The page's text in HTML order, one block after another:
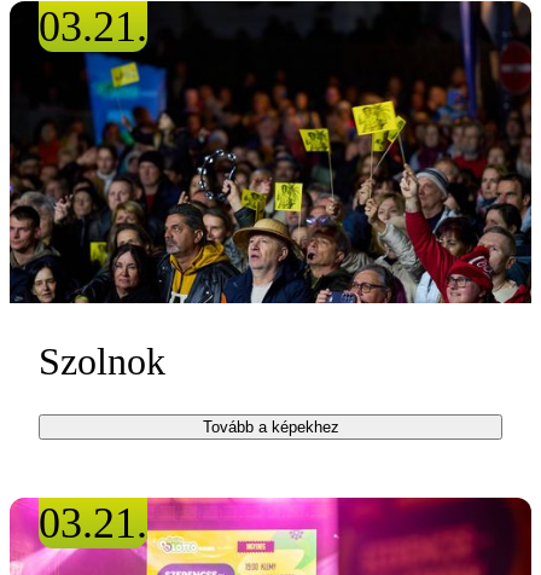
03.21.
Szolnok
Tovább a képekhez
03.21.